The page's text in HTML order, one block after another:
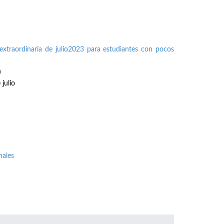
de julio2023 para estudiantes con pocos
julio